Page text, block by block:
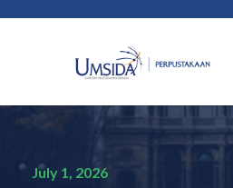
July 1, 2026